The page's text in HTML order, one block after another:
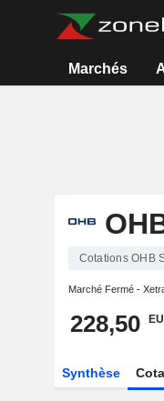
Marchés
Cotations OHB
Marché Fermé -
228,50
Synthèse